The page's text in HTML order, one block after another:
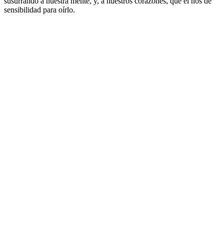
sensibilidad para oírlo.